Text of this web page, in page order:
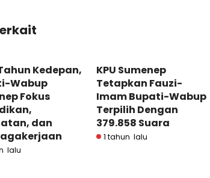
Kedepan,
Wabup
Fokus
dan
lalu
KPU Sumenep
Tetapkan Fauzi-
Imam Bupati-Wabup
Terpilih Dengan
379.858 Suara
1 tahun lalu